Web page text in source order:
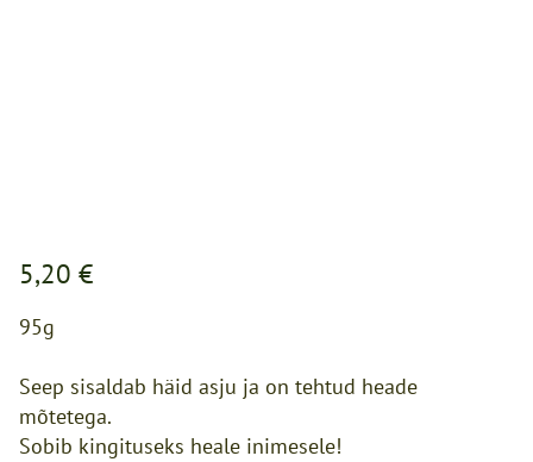
5,20 €
95g
Seep sisaldab häid asju ja on tehtud heade
mõtetega.
Sobib kingituseks heale inimesele!